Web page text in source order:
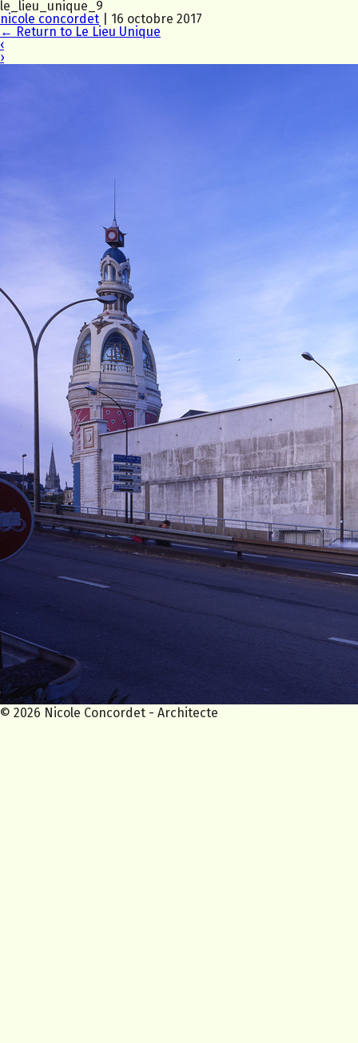
le_lieu_unique_9
nicole concordet
16 octobre 2017
← Return to Le Lieu Unique
‹
›
© 2026 Nicole Concordet - Architecte